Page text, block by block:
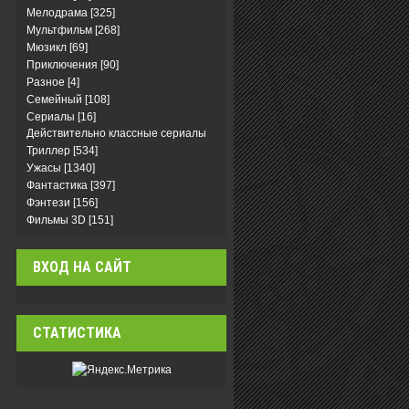
Мелодрама [325]
Мультфильм [268]
Мюзикл [69]
Приключения [90]
Разное [4]
Семейный [108]
Сериалы [16]
Действительно классные сериалы
Триллер [534]
Ужасы [1340]
Фантастика [397]
Фэнтези [156]
Фильмы 3D [151]
ВХОД НА САЙТ
СТАТИСТИКА